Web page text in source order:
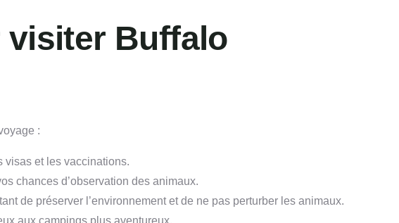
visiter Buffalo
:
visas et les vaccinations.
chances d’observation des animaux.
de préserver l’environnement et de ne pas perturber les animaux.
aux campings plus aventureux.